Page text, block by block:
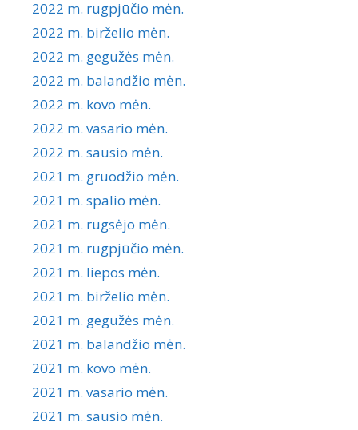
2022 m. rugpjūčio mėn.
2022 m. birželio mėn.
2022 m. gegužės mėn.
2022 m. balandžio mėn.
2022 m. kovo mėn.
2022 m. vasario mėn.
2022 m. sausio mėn.
2021 m. gruodžio mėn.
2021 m. spalio mėn.
2021 m. rugsėjo mėn.
2021 m. rugpjūčio mėn.
2021 m. liepos mėn.
2021 m. birželio mėn.
2021 m. gegužės mėn.
2021 m. balandžio mėn.
2021 m. kovo mėn.
2021 m. vasario mėn.
2021 m. sausio mėn.